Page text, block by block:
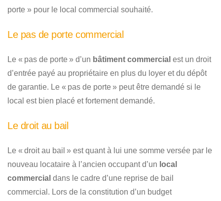
porte » pour le local commercial souhaité.
Le pas de porte commercial
Le « pas de porte » d’un bâtiment commercial est un droit
d’entrée payé au propriétaire en plus du loyer et du dépôt
de garantie. Le « pas de porte » peut être demandé si le
local est bien placé et fortement demandé.
Le droit au bail
Le « droit au bail » est quant à lui une somme versée par le
nouveau locataire à l’ancien occupant d’un local
commercial dans le cadre d’une reprise de bail
commercial. Lors de la constitution d’un budget